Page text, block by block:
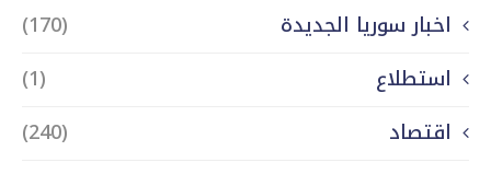
اخبار سوريا الجديدة
(170)
استطلاع
(1)
اقتصاد
(240)